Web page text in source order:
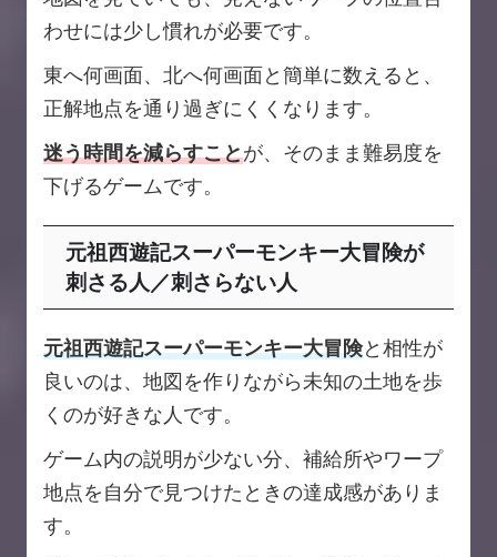
わせには少し慣れが必要です。
東へ何画面、北へ何画面と簡単に数えると、
正解地点を通り過ぎにくくなります。
迷う時間を減らすことが、そのまま難易度を
下げるゲームです。
元祖西遊記スーパーモンキー大冒険が
刺さる人／刺さらない人
元祖西遊記スーパーモンキー大冒険と相性が
良いのは、地図を作りながら未知の土地を歩
くのが好きな人です。
ゲーム内の説明が少ない分、補給所やワープ
地点を自分で見つけたときの達成感がありま
す。